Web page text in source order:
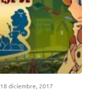
18 diciembre, 2017